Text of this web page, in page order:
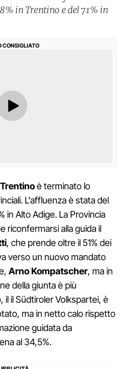
in Trentino e del 71% in
CONSIGLIATO
Trentinoè terminato lo
L'affluenza è stata del
in Alto Adige. La Provincia
riconfermarsi alla guida il
, che prende oltre il 51% dei
verso un nuovo mandato
Arno Kompatscher, ma in
della giunta è più
il il Südtiroler Volkspartei, è
ma in netto calo rispetto
guidata da
al 34,5%.